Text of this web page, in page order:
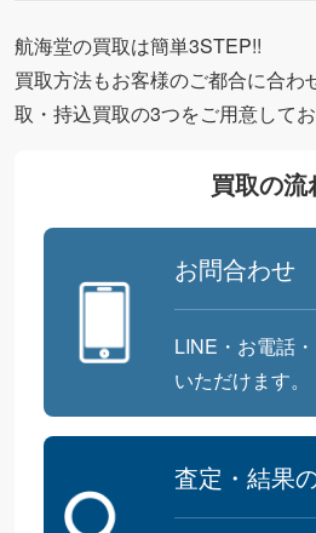
航海堂の買取は簡単3STEP!!
買取方法もお客様のご都合に合わ
取・持込買取の3つをご用意してお
買取の流
お問合わせ
LINE・お電話
いただけます。
査定・結果